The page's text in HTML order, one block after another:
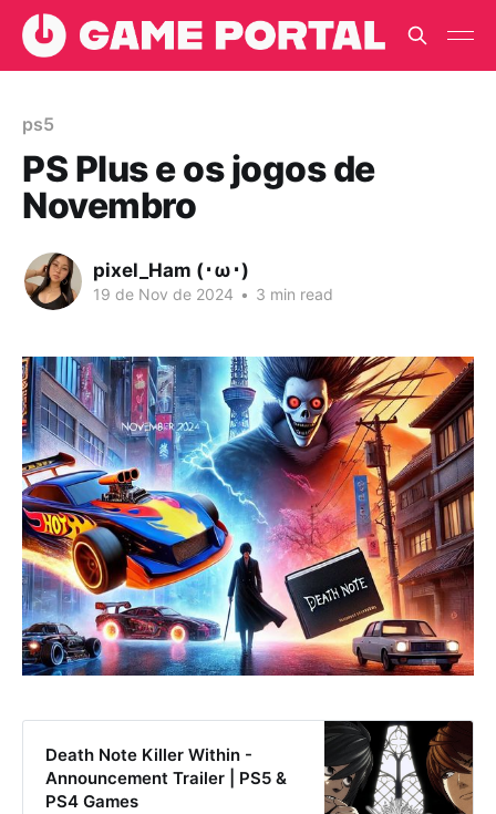
ps5
PS Plus e os jogos de
Novembro
pixel_Ham (･ω･)
19 de Nov de 2024 • 3 min read
Death Note Killer Within -
Announcement Trailer | PS5 &
PS4 Games